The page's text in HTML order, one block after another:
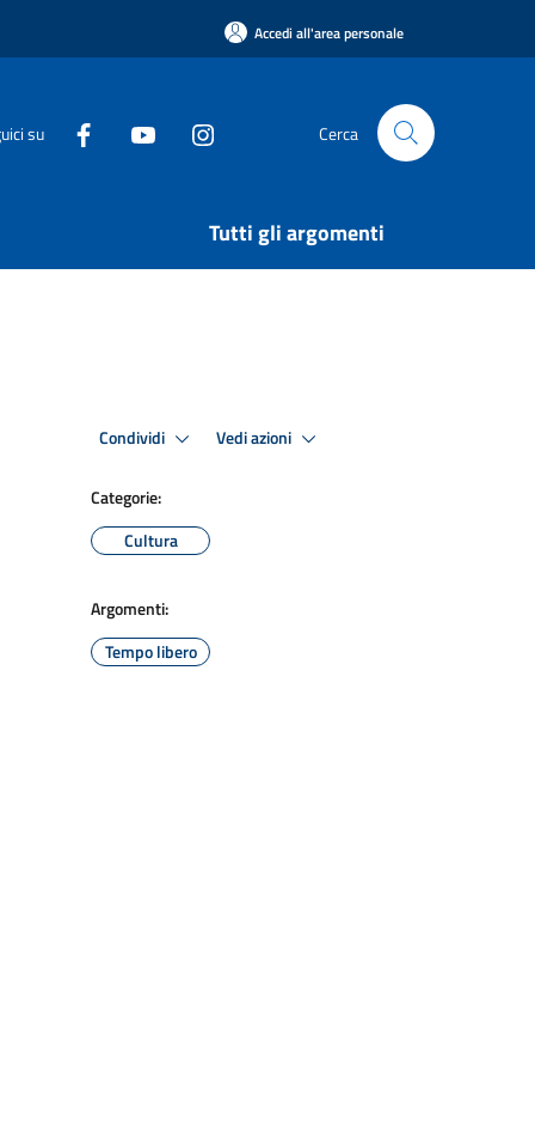
Accedi all'area personale
su Cerca
Tutti gli argomenti
Condividi Vedi azioni
Categorie:
Cultura
Argomenti:
Tempo libero